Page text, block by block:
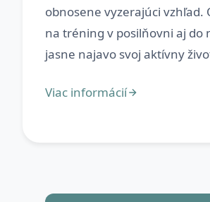
obnosene vyzerajúci vzhľad.
na tréning v posilňovni aj do